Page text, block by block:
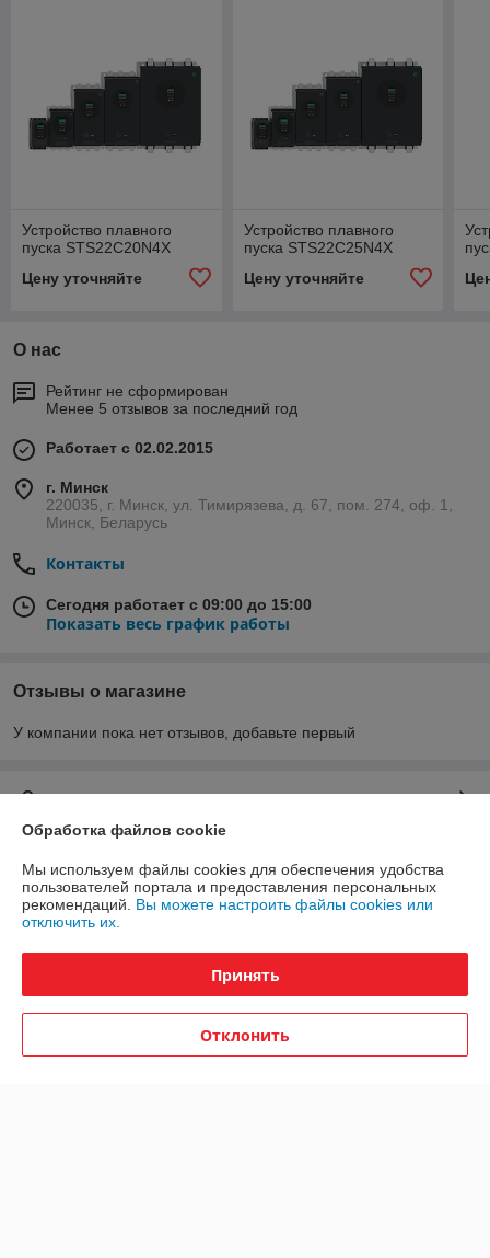
Устройство плавного
пуска STS22C20N4X
Цену уточняйте
Устройство плавного
пуска STS22C25N4X
Цену уточняйте
О нас
Рейтинг не сформирован
Менее 5 отзывов за последний год
Работает с 02.02.2015
г. Минск
220035, г. Минск, ул. Тимирязева, д. 67, пом. 274, оф. 1,
Минск, Беларусь
Контакты
Сегодня работает с 09:00 до 15:00
Показать весь график работы
Отзывы о магазине
У компании пока нет отзывов, добавьте первый
О нас
Доставка и оплата
График работы
Полная версия сайта
Политика обработки cookies
Обработка файлов cookie
Мы используем файлы cookies для обеспечения удобства
пользователей портала и предоставления персональных
рекомендаций. Вы можете настроить файлы cookies или
отключить их.
Принять
Отклонить